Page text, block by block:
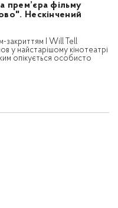
прем’єра фільму
Нескінчений
закриттям I Will Tell
у найстарішому кінотеатрі
опікується особисто